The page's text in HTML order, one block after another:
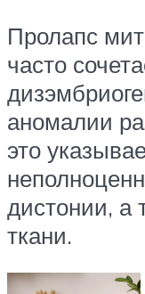
Пролапс
часто
аномалии
это
дистонии, а
ткани.